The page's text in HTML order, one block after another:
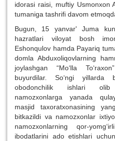
idorasi raisi, muftiy Usmonxon
tumaniga tashrifi davom
Bugun, 15 yanvar' Juma
hazratlari viloyat bosh
Eshonqulov hamda Payariq
domla Abduxoliqovlarning
joylashgan “Mo‘lla
buyurdilar. So‘ngi
obodonchilik ishlari olib
namozxonlarga yanada
masjid taxoratxonasining
bitkazildi va namozxonlar
namozxonlarning qor-
ibodatlarini ado etishlari